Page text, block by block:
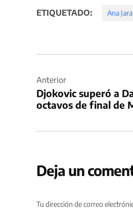
ETIQUETADO: Ana Jara
de
entradas
Anterior
Djokovic superó a
octavos de final de
Deja un
Tu dirección de correo